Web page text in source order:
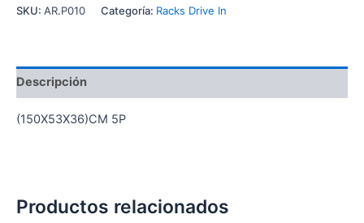
SKU: AR.P010 Categoría: Racks Drive In
Descripción
(150X53X36)CM 5P
Productos relacionados